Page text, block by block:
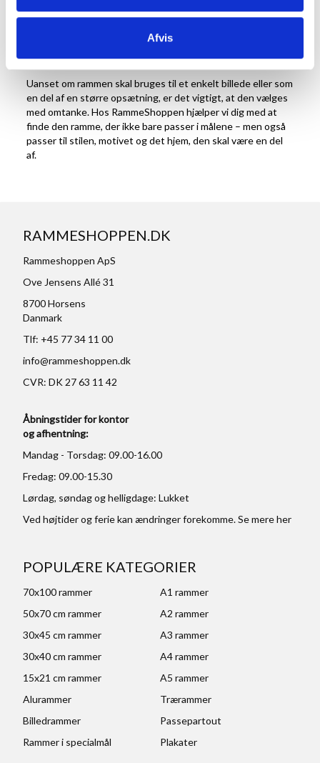
Afvis
stemning og tilføre det en særlig kant eller ro alt efter,
hvordan den er valgt. Den kan også være med til at binde
eller materialer.
Uanset om rammen skal bruges til et enkelt billede eller som
en del af en større opsætning, er det vigtigt, at den vælges
med omtanke. Hos RammeShoppen hjælper vi dig med at
finde den ramme, der ikke bare passer i målene – men også
passer til stilen, motivet og det hjem, den skal være en del
af.
RAMMESHOPPEN.DK
Rammeshoppen ApS
Ove Jensens Allé 31
8700 Horsens
Danmark
Tlf: +45 77 34 11 00
info@rammeshoppen.dk
CVR: DK 27 63 11 42
Åbningstider for kontor
og afhentning:
Mandag - Torsdag: 09.00-16.00
Fredag: 09.00-15.30
Lørdag, søndag og helligdage: Lukket
Ved højtider og ferie kan ændringer forekomme. Se mereher
POPULÆRE KATEGORIER
70x100 rammer
A1 rammer
50x70 cm rammer
A2 rammer
30x45 cm rammer
A3 rammer
30x40 cm rammer
A4 rammer
15x21 cm rammer
A5 rammer
Alurammer
Trærammer
Billedrammer
Passepartout
Rammer i specialmål
Plakater